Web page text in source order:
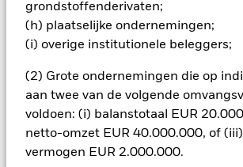
grondstoffenderivaten;
(h) plaatselijke ondernemingen;
(i) overige institutionele beleggers;
(2) Grote ondernemingen die op
aan twee van de volgende
voldoen: (i) balanstotaal EUR
netto-omzet EUR 40.000.000, of
vermogen EUR 2.000.000.
koersschommelingen dan die van grotere
Opkomende landen zijn doorgaans meer
economisch of politieke factoren dan
liquiditeitsrisico, beperkingen op
uitgevoerde levering van effecten of
Fonds. Valutarisico: Het Fonds belegt in
Veranderingen in wisselkoersen zijn
de waarde van de belegging. De waarde